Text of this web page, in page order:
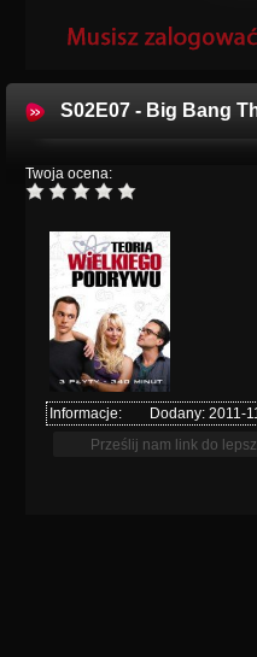
S02E07 - Big Bang
Twoja ocena:
Informacje: Dodany: 2011-